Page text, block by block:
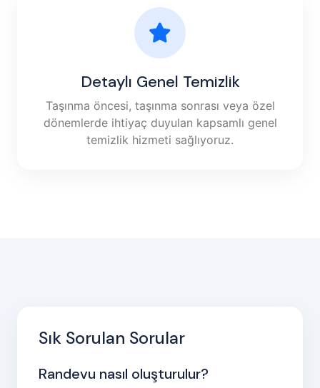
Detaylı Genel Temizlik
Taşınma öncesi, taşınma sonrası veya özel
dönemlerde ihtiyaç duyulan kapsamlı genel
temizlik hizmeti sağlıyoruz.
Sık Sorulan Sorular
Randevu nasıl oluşturulur?